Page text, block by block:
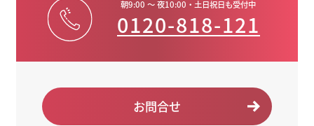
朝9:00 ～ 夜10:00・土日祝日も受付中
0120-818-121
お問合せ